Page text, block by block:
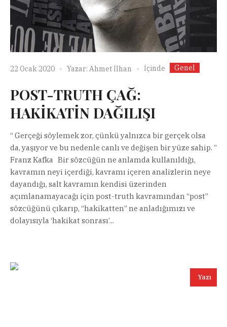
22 Ocak 2020 Yazar: Ahmet İlhan İçinde Genel
POST-TRUTH ÇAĞ:
HAKİKATİN DAĞILIŞI
“ Gerçeği söylemek zor, çünkü yalnızca bir gerçek olsa
da, yaşıyor ve bu nedenle canlı ve değişen bir yüze sahip. ”
Franz Kafka Bir sözcüğün ne anlamda kullanıldığı,
kavramın neyi içerdiği, kavramı içeren analizlerin neye
dayandığı, salt kavramın kendisi üzerinden
açımlanamayacağı için post-truth kavramından “post”
sözcüğünü çıkarıp, “hakikatten” ne anladığımızı ve
dolayısıyla ‘hakikat sonrası’...
Yazı